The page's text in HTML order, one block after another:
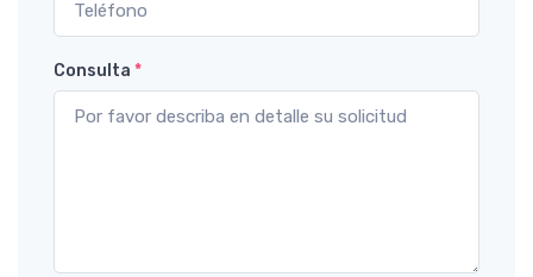
Consulta *